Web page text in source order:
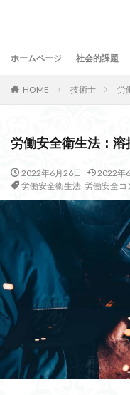
ホームページ 社会的課題
HOME 技術士 労
労働安全衛生法：溶
2022年6月26日 2022年
労働安全衛生法, 労働安全コ